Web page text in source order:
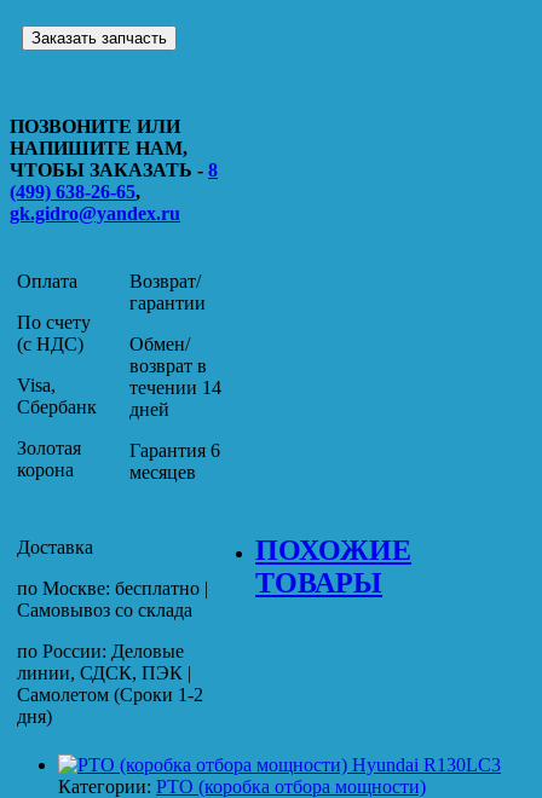
Заказать запчасть
ПОЗВОНИТЕ ИЛИ
НАПИШИТЕ НАМ,
ЧТОБЫ ЗАКАЗАТЬ - 8
(499) 638-26-65,
gk.gidro@yandex.ru
Оплата
По счету
(с НДС)
Visa,
Сбербанк
Золотая
корона
Возврат/
гарантии
Обмен/
возврат в
течении 14
дней
Гарантия 6
месяцев
Доставка
по Москве: бесплатно |
Самовывоз со склада
по России: Деловые
линии, СДСК, ПЭК |
Самолетом (Сроки 1-2
дня)
ПОХОЖИЕ
ТОВАРЫ
Категории: PTO (коробка отбора мощности)